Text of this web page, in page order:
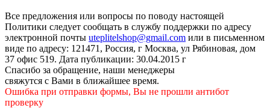
Все предложения или вопросы по поводу настоящей
Политики следует сообщать в службу поддержки по адресу
электронной почты uteplitelshop@gmail.com или в письменном
виде по адресу: 121471, Россия, г Москва, ул Рябиновая, дом
37 офис 519. Дата публикации: 30.04.2015 г
Спасибо за обращение, наши менеджеры
свяжутся с Вами в ближайшее время.
Ошибка при отправки формы, Вы не прошли антибот
проверку